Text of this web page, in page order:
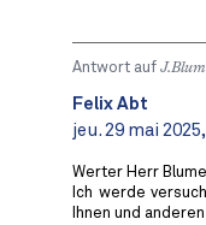
Antwort auf
Felix Abt
jeu. 29 mai
Werter Herr
Ich werde
Ihnen und